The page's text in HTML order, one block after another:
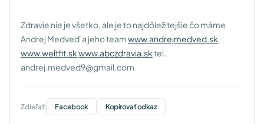
Zdravie nie je všetko, ale je to najdôležitejšie čo máme
Andrej Medveď a jeho teamwww.andrejmedved.sk
www.weltfit.skwww.abczdravia.sktel.
andrej.medved9@gmail.com
Zdieľať: Facebook Kopírovať odkaz